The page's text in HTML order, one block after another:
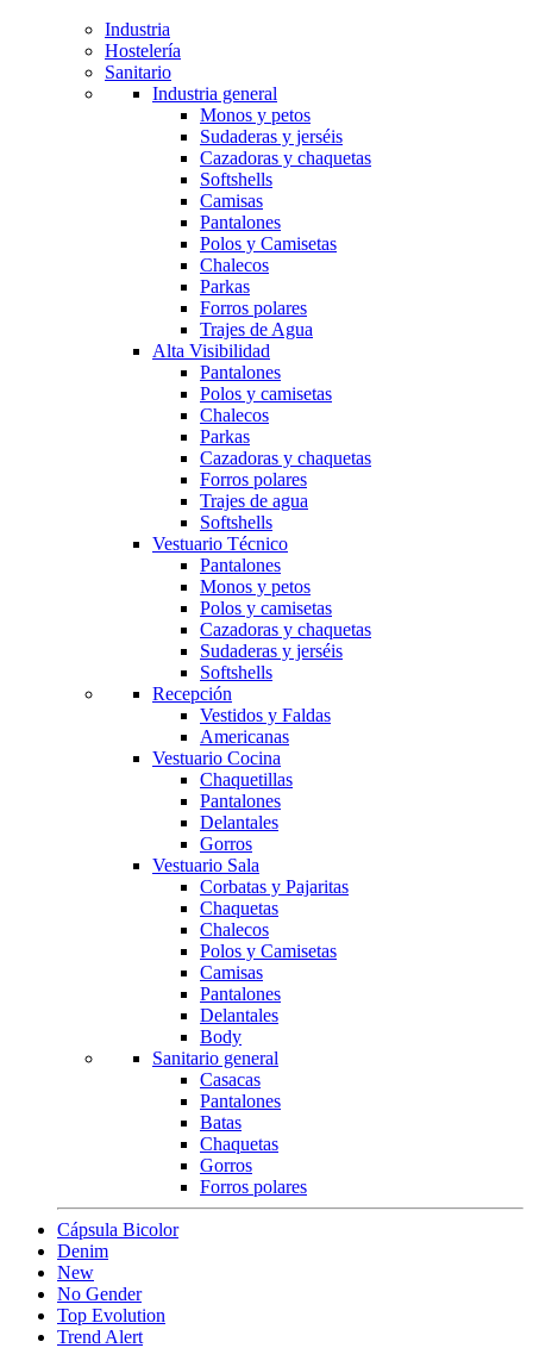
Industria
Hostelería
Sanitario
Industria general
Monos y petos
Sudaderas y jerséis
Cazadoras y chaquetas
Softshells
Camisas
Pantalones
Polos y Camisetas
Chalecos
Parkas
Forros polares
Trajes de Agua
Alta Visibilidad
Pantalones
Polos y camisetas
Chalecos
Parkas
Cazadoras y chaquetas
Forros polares
Trajes de agua
Softshells
Vestuario Técnico
Pantalones
Monos y petos
Polos y camisetas
Cazadoras y chaquetas
Sudaderas y jerséis
Softshells
Recepción
Vestidos y Faldas
Americanas
Vestuario Cocina
Chaquetillas
Pantalones
Delantales
Gorros
Vestuario Sala
Corbatas y Pajaritas
Chaquetas
Chalecos
Polos y Camisetas
Camisas
Pantalones
Delantales
Body
Sanitario general
Casacas
Pantalones
Batas
Chaquetas
Gorros
Forros polares
Cápsula Bicolor
Denim
New
No Gender
Top Evolution
Trend Alert